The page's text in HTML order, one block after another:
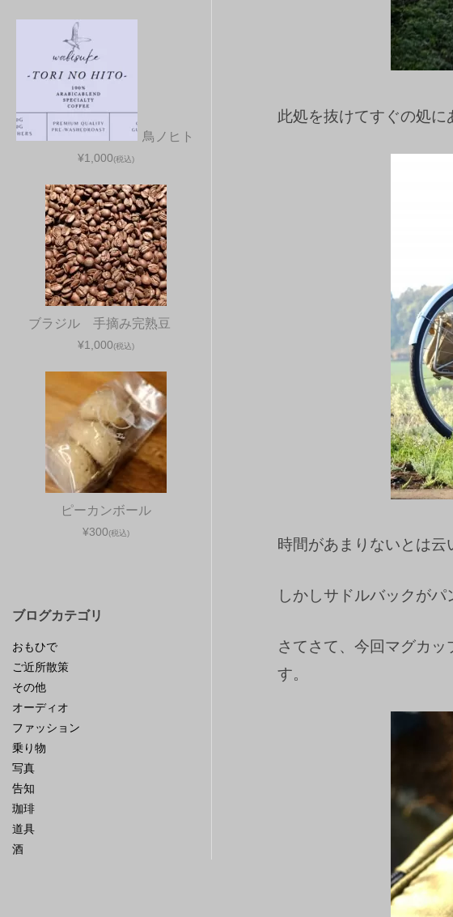
此処を抜けてすぐの処に
時間があまりないとは云
しかしサドルバックがパ
さてさて、今回マグカ
す。
鳥ノヒト
¥1,000(税込)
ブラジル 手摘み完熟豆
¥1,000(税込)
ピーカンボール
¥300(税込)
ブログカテゴリ
おもひで
ご近所散策
その他
オーディオ
ファッション
乗り物
写真
告知
珈琲
道具
酒